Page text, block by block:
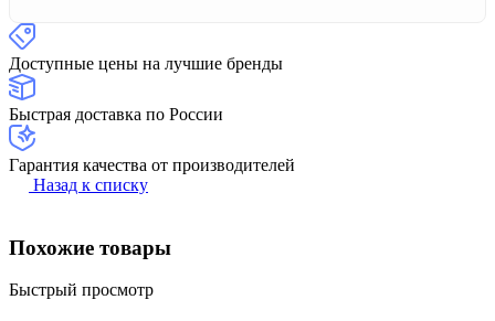
Доступные цены на лучшие бренды
Быстрая доставка по России
Гарантия качества от производителей
Назад к списку
Похожие товары
Быстрый просмотр